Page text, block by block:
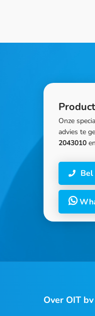
Onze
advies te
2043010
Over OIT bv